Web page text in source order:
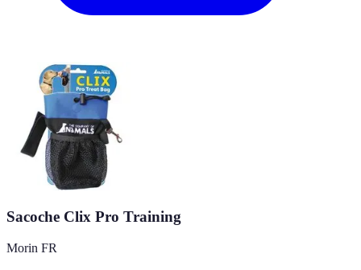
Sacoche Clix Pro Training
Morin FR